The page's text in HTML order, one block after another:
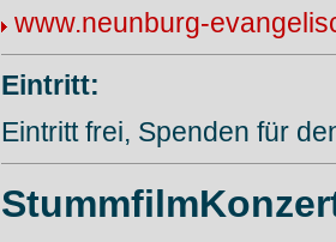
www.neunburg-
Eintritt:
Eintritt frei, Spenden für